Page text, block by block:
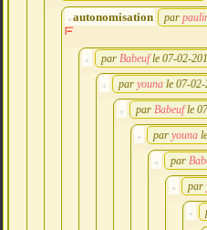
autonomisation par
par Babeuf le 07-02-
par youna le 07-
par Babeuf le
par youna
par
par